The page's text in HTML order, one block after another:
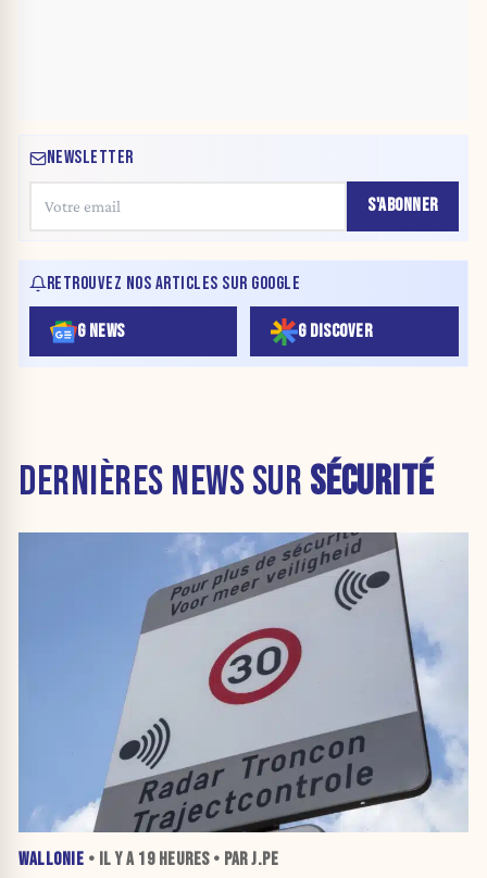
NEWSLETTER
S'ABONNER
RETROUVEZ NOS ARTICLES SUR GOOGLE
G NEWS G DISCOVER
DERNIÈRES NEWS SUR SÉCURITÉ
WALLONIE • IL Y A 19 HEURES• PAR J.PE